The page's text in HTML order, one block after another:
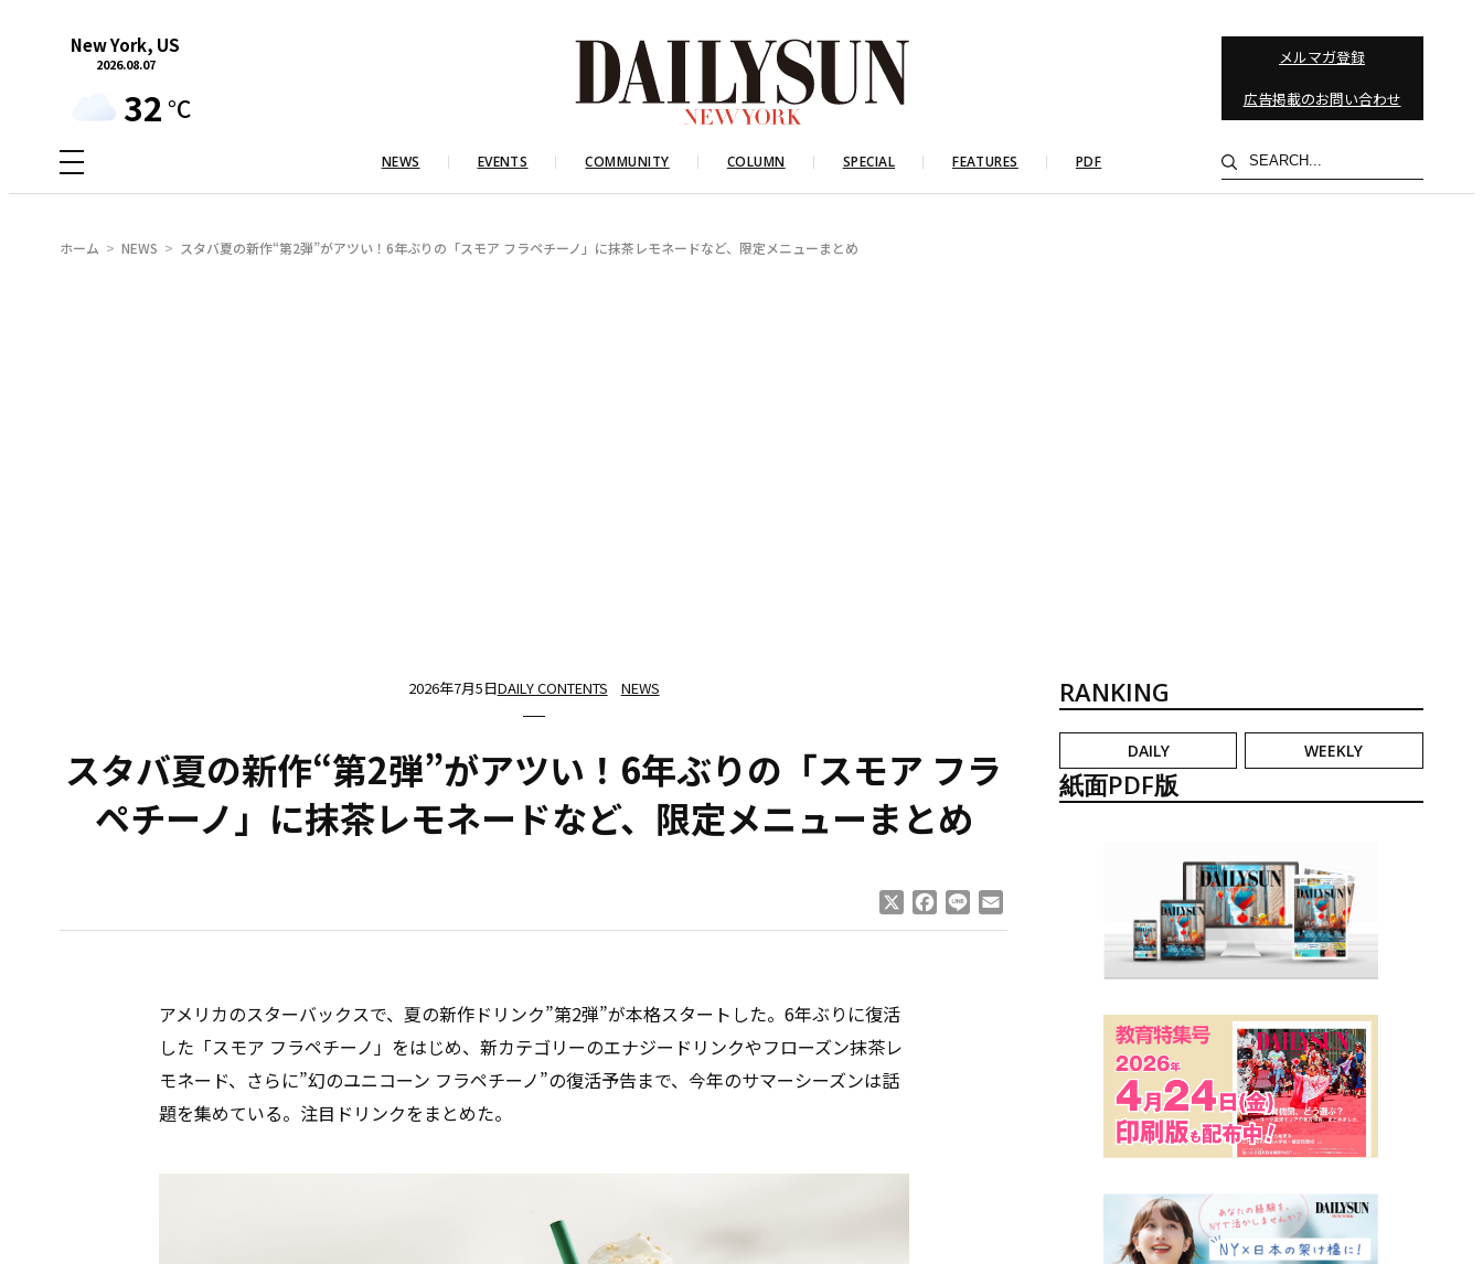
New York, US
2026.08.07
32 °C
メルマガ登録
広告掲載のお問い合わせ
NEWS EVENTS COMMUNITY COLUMN SPECIAL FEATURES PDF
検
索
ホーム NEWS スタバ夏の新作“第2弾”がアツい！6年ぶりの「スモア フラペチーノ」に抹茶レモネードなど、限定メニューまとめ
2026年7月5日DAILY CONTENTS NEWS
スタバ夏の新作“第2弾”がアツい！6年ぶりの「スモア フラ
ペチーノ」に抹茶レモネードなど、限定メニューまとめ
Facebook
Line
アメリカのスターバックスで、夏の新作ドリンク”第2弾”が本格スタートした。6年ぶりに復活
した「スモア フラペチーノ」をはじめ、新カテゴリーのエナジードリンクやフローズン抹茶レ
モネード、さらに”幻のユニコーン フラペチーノ”の復活予告まで、今年のサマーシーズンは話
題を集めている。注目ドリンクをまとめた。
RANKING
DAILY WEEKLY
紙面PDF版